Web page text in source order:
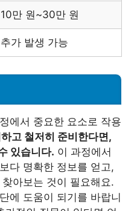
10만 원~30만 원
추가 발생 가능
에서 중요한 요소로 작용
고 철저히 준비한다면,
있습니다. 이 과정에서
다 명확한 정보를 얻고,
아보는 것이 필요해요.
에 도움이 되기를 바랍니